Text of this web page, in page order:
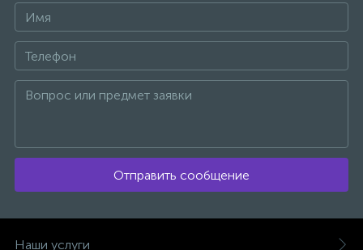
Отправить сообщение
Наши услуги